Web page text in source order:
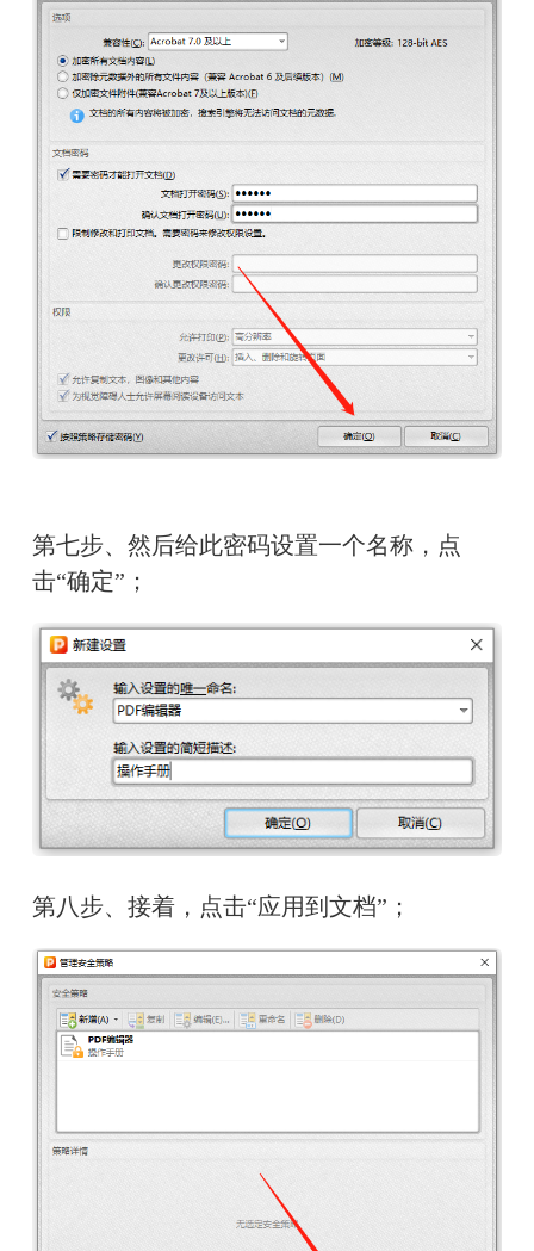
第七步、然后给此密码设置一个名称，点
击“确定”；
第八步、接着，点击“应用到文档”；